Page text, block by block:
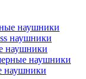
наушники
наушники
наушники
наушники
наушники